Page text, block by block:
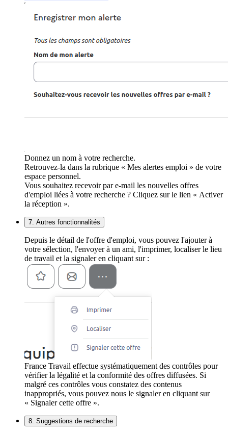
Donnez un nom à votre recherche.
Retrouvez-la dans la rubrique « Mes alertes emploi » de votre
espace personnel.
Vous souhaitez recevoir par e-mail les nouvelles offres
d'emploi liées à votre recherche ? Cliquez sur le lien « Activer
la réception ».
7. Autres fonctionnalités
Depuis le détail de l'offre d'emploi, vous pouvez l'ajouter à
votre sélection, l'envoyer à un ami, l'imprimer, localiser le lieu
de travail et la signaler en cliquant sur :
France Travail effectue systématiquement des contrôles pour
vérifier la légalité et la conformité des offres diffusées. Si
malgré ces contrôles vous constatez des contenus
inappropriés, vous pouvez nous le signaler en cliquant sur
« Signaler cette offre ».
8. Suggestions de recherche